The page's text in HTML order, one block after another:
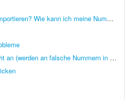
Welche Dateien kann ich importieren? Wie kann ich meine Nummern hochladen?
Massen-SMS kommen nicht an (werden an falsche Nummern in den USA +1 verschickt)